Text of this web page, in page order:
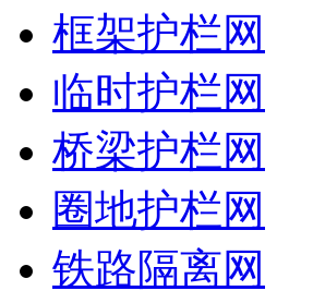
框架护栏网
临时护栏网
桥梁护栏网
圈地护栏网
铁路隔离网